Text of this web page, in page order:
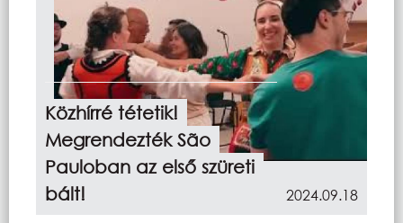
Közhírré tétetik!
Megrendezték São
Pauloban az első szüreti
bált!
2024.09.18